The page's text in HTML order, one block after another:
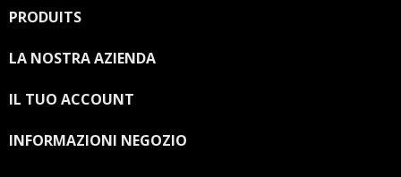
PRODUITS
LA NOSTRA AZIENDA
IL TUO ACCOUNT
INFORMAZIONI NEGOZIO